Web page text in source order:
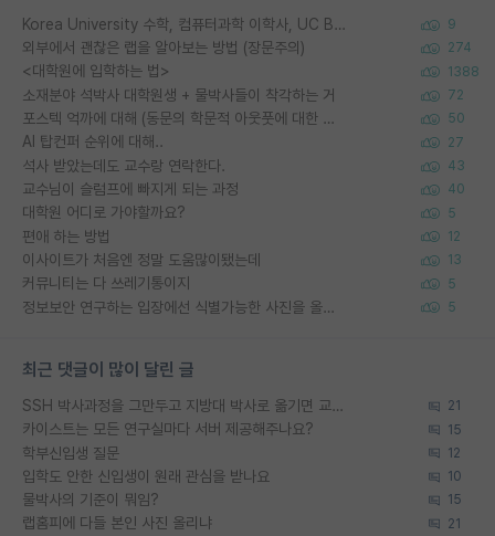
Korea University 수학, 컴퓨터과학 이학사, UC Berkeley 산업공학 대학원 공학박사가 되는 것은 쉽지 않겠죠? 9
외부에서 괜찮은 랩을 알아보는 방법 (장문주의) 274
<대학원에 입학하는 법> 1388
소재분야 석박사 대학원생 + 물박사들이 착각하는 거 72
포스텍 억까에 대해 (동문의 학문적 아웃풋에 대한 반박) 50
AI 탑컨퍼 순위에 대해.. 27
석사 받았는데도 교수랑 연락한다. 43
교수님이 슬럼프에 빠지게 되는 과정 40
대학원 어디로 가야할까요? 5
편애 하는 방법 12
이사이트가 처음엔 정말 도움많이됐는데 13
커뮤니티는 다 쓰레기통이지 5
정보보안 연구하는 입장에선 식별가능한 사진을 올리는건 비추이긴함 5
최근 댓글이 많이 달린 글
SSH 박사과정을 그만두고 지방대 박사로 옮기면 교수의 꿈은 끝일까요? 21
카이스트는 모든 연구실마다 서버 제공해주나요? 15
학부신입생 질문 12
입학도 안한 신입생이 원래 관심을 받나요 10
물박사의 기준이 뭐임? 15
랩홈피에 다들 본인 사진 올리냐 21